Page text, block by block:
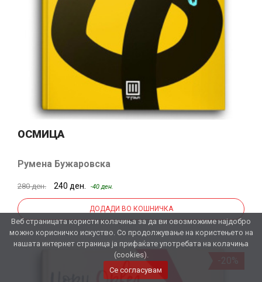
ОСМИЦА
Румена Бужаровска
280 ден. 240 ден. -40 ден.
ДОДАДИ ВО КОШНИЧКА
Веб страницата користи колачиња за да ви овозможиме најдобро
можно корисничко искуство. Со продолжување на користењето на
нашата интернет страница ја прифаќате употребата на колачиња
(cookies).
Се согласувам